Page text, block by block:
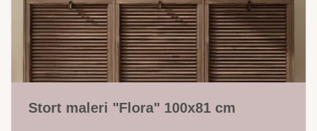
Stort maleri "Flora" 100x81 cm